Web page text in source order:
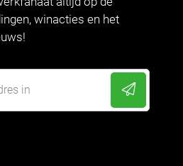
winacties en het